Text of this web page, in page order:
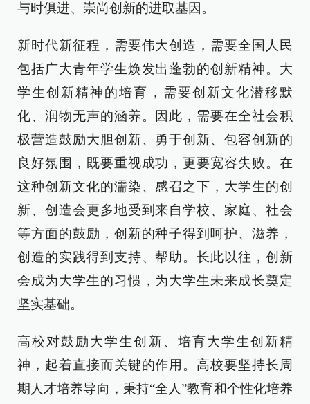
与时俱进、崇尚创新的进取基因。
新时代新征程，需要伟大创造，需要全国人民
包括广大青年学生焕发出蓬勃的创新精神。大
学生创新精神的培育，需要创新文化潜移默
化、润物无声的涵养。因此，需要在全社会积
极营造鼓励大胆创新、勇于创新、包容创新的
良好氛围，既要重视成功，更要宽容失败。在
这种创新文化的濡染、感召之下，大学生的创
新、创造会更多地受到来自学校、家庭、社会
等方面的鼓励，创新的种子得到呵护、滋养，
创造的实践得到支持、帮助。长此以往，创新
会成为大学生的习惯，为大学生未来成长奠定
坚实基础。
高校对鼓励大学生创新、培育大学生创新精
神，起着直接而关键的作用。高校要坚持长周
期人才培养导向，秉持“全人”教育和个性化培养